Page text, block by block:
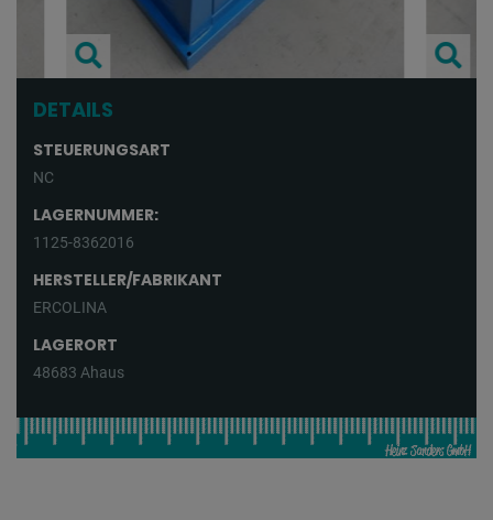
DETAILS
STEUERUNGSART
NC
LAGERNUMMER:
1125-8362016
HERSTELLER/FABRIKANT
ERCOLINA
LAGERORT
48683 Ahaus